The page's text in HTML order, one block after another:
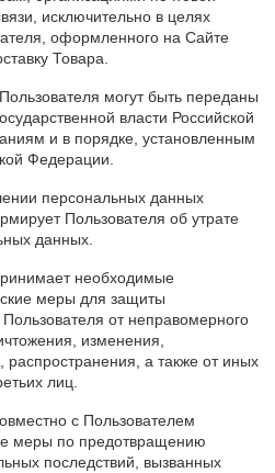
исключительно в целях
оформленного на Сайте
Товара.
могут быть переданы
власти Российской
и в порядке, установленным
Федерации.
персональных данных
Пользователя об утрате
данных.
необходимые
меры для защиты
от неправомерного
изменения,
распространения, а также от иных
лиц.
с Пользователем
меры по предотвращению
последствий, вызванных